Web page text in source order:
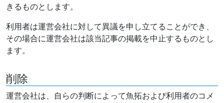
きるものとします。
利用者は運営会社に対して異議を申し立てることができ、
その場合に運営会社は該当記事の掲載を中止するものとし
ます。
削除
運営会社は、自らの判断によって魚拓および利用者のコメ